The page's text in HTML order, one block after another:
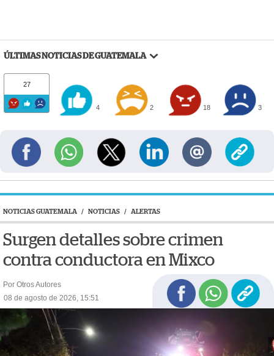
ÚLTIMAS NOTICIAS DE GUATEMALA
27
4 2 18 3
NOTICIAS GUATEMALA / NOTICIAS / ALERTAS
Surgen detalles sobre crimen
contra conductora en Mixco
Por Otros Autores
08 de agosto de 2026, 15:51